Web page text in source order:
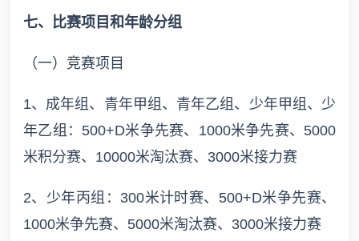
七、比赛项目和年龄分组
（一）竞赛项目
1、成年组、青年甲组、青年乙组、少年甲组、少
年乙组：500+D米争先赛、1000米争先赛、5000
米积分赛、10000米淘汰赛、3000米接力赛
2、少年丙组：300米计时赛、500+D米争先赛、
1000米争先赛、5000米淘汰赛、3000米接力赛